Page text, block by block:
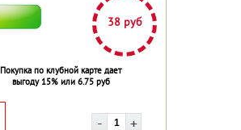
38 руб
Покупка по клубной карте дает
выгоду 15% или 6.75 руб